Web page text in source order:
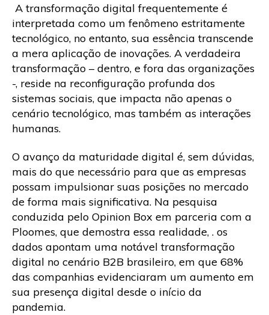
A transformação digital frequentemente é
interpretada como um fenômeno estritamente
tecnológico, no entanto, sua essência transcende
a mera aplicação de inovações. A verdadeira
transformação – dentro, e fora das organizações
-, reside na reconfiguração profunda dos
sistemas sociais, que impacta não apenas o
cenário tecnológico, mas também as interações
humanas.
O avanço da maturidade digital é, sem dúvidas,
mais do que necessário para que as empresas
possam impulsionar suas posições no mercado
de forma mais significativa. Na pesquisa
conduzida pelo Opinion Box em parceria com a
Ploomes, que demostra essa realidade, . os
dados apontam uma notável transformação
digital no cenário B2B brasileiro, em que 68%
das companhias evidenciaram um aumento em
sua presença digital desde o início da
pandemia.